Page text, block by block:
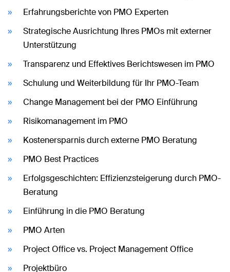
Erfahrungsberichte von PMO Experten
Strategische Ausrichtung Ihres PMOs mit externer
Unterstützung
Transparenz und Effektives Berichtswesen im PMO
Schulung und Weiterbildung für Ihr PMO-Team
Change Management bei der PMO Einführung
Risikomanagement im PMO
Kostenersparnis durch externe PMO Beratung
PMO Best Practices
Erfolgsgeschichten: Effizienzsteigerung durch PMO-
Beratung
Einführung in die PMO Beratung
PMO Arten
Project Office vs. Project Management Office
Projektbüro